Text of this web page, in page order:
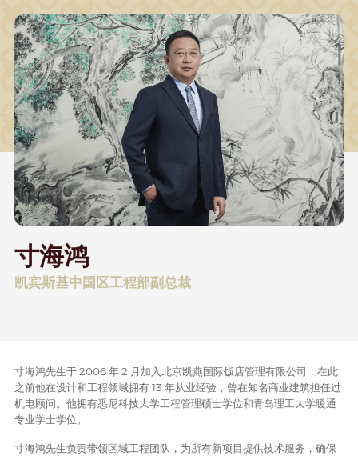
寸海鸿
凯宾斯基中国区工程部副总裁
寸海鸿先生于 2006 年 2 月加入北京凯燕国际饭店管理有限公司，在此
之前他在设计和工程领域拥有 13 年从业经验，曾在知名商业建筑担任过
机电顾问。他拥有悉尼科技大学工程管理硕士学位和青岛理工大学暖通
专业学士学位。
寸海鸿先生负责带领区域工程团队，为所有新项目提供技术服务，确保